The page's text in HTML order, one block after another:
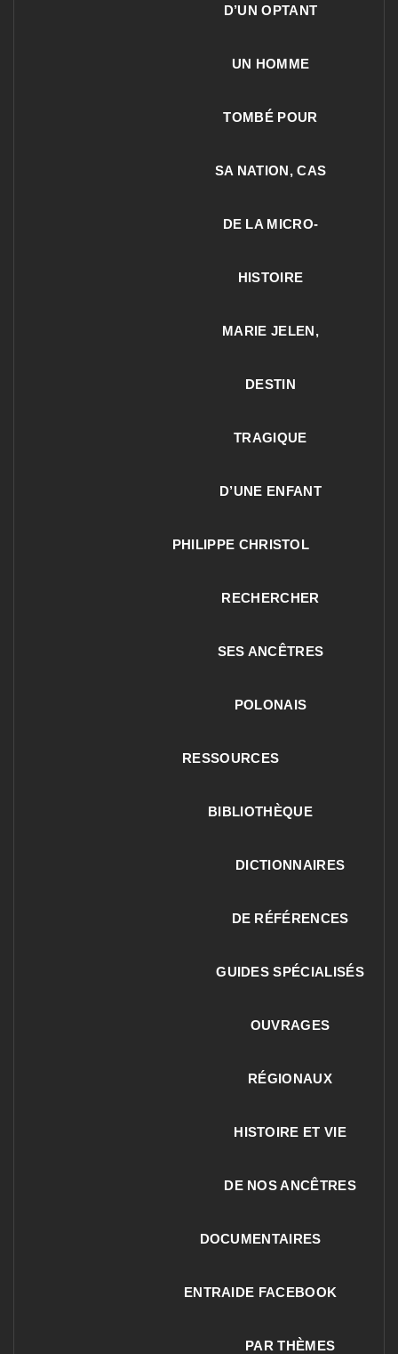
D’UN OPTANT
UN HOMME
TOMBÉ POUR
SA NATION, CAS
DE LA MICRO-
HISTOIRE
MARIE JELEN,
DESTIN
TRAGIQUE
D’UNE ENFANT
PHILIPPE CHRISTOL
RECHERCHER
SES ANCÊTRES
POLONAIS
RESSOURCES
BIBLIOTHÈQUE
DICTIONNAIRES
DE RÉFÉRENCES
GUIDES SPÉCIALISÉS
OUVRAGES
RÉGIONAUX
HISTOIRE ET VIE
DE NOS ANCÊTRES
DOCUMENTAIRES
ENTRAIDE FACEBOOK
PAR THÈMES